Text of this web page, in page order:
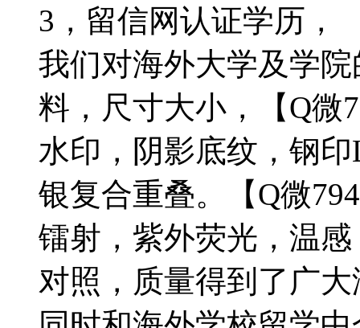
3，留信网认证学历，
我们对海外大学及学
料，尺寸大小，【Q微
水印，阴影底纹，钢
银复合重叠。【Q微
镭射，紫外荧光，温
对照，质量得到了广